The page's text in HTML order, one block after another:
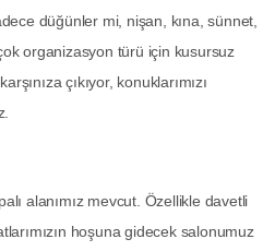
düğünler mi, nişan, kına, sünnet,
organizasyon türü için kusursuz
çıkıyor, konuklarımızı
alanımız mevcut. Özellikle davetli
hoşuna gidecek salonumuz